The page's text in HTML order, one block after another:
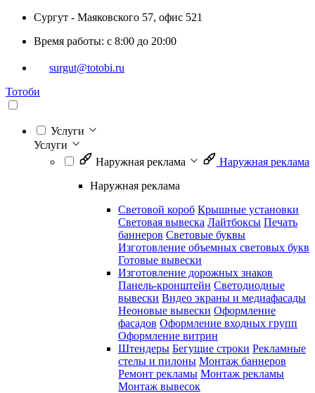
Сургут - Маяковского 57, офис 521
Время работы: с 8:00 до 20:00
surgut@totobi.ru
Тотоби
Услуги
Услуги
Наружная реклама
Наружная реклама
Наружная реклама
Световой короб Крышные установки
Световая вывеска Лайтбоксы Печать
баннеров Световые буквы
Изготовление объемных световых букв
Готовые вывески
Изготовление дорожных знаков
Панель-кронштейн Светодиодные
вывески Видео экраны и медиафасады
Неоновые вывески Оформление
фасадов Оформление входных групп
Оформление витрин
Штендеры Бегущие строки Рекламные
стелы и пилоны Монтаж баннеров
Ремонт рекламы Монтаж рекламы
Монтаж вывесок